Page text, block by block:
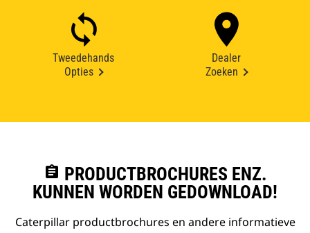
Tweedehands
Opties
Dealer
Zoeken
assignment PRODUCTBROCHURES ENZ.
KUNNEN WORDEN GEDOWNLOAD!
Caterpillar productbrochures en andere informatieve